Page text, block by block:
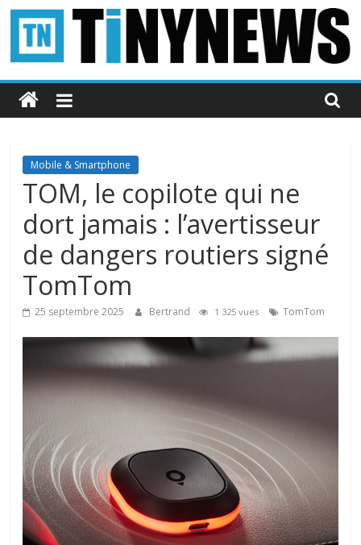
Passer
contenu
Tinynews
Le
belge
connecté
Mobile & Smartphone
TOM, le copilote qui ne
dort jamais : l’avertisseur
de dangers routiers signé
TomTom
25 septembre 2025 Bertrand 1 325 vues TomTom